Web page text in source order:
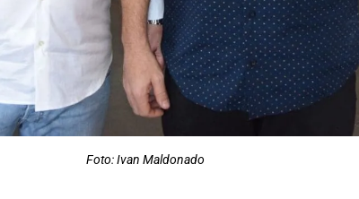
Foto: Ivan Maldonado